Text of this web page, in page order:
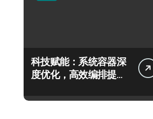
科技赋能：系统容器深
度优化，高效编排提升